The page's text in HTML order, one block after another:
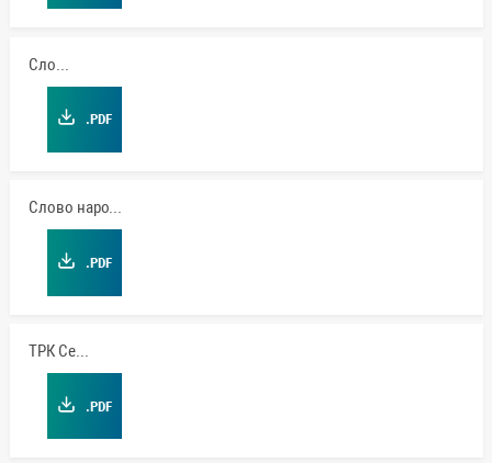
Слово
.PDF
Слово народа
.PDF
ТРК Сейм
.PDF